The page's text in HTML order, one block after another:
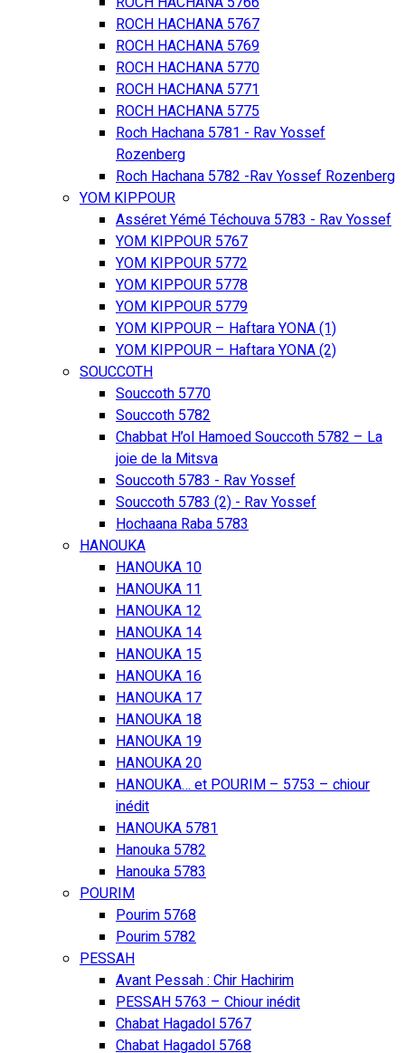
ROCH HACHANA 5767
ROCH HACHANA 5769
ROCH HACHANA 5770
ROCH HACHANA 5771
ROCH HACHANA 5775
Roch Hachana 5781 - Rav Yossef
Rozenberg
Roch Hachana 5782 -Rav Yossef Rozenberg
YOM KIPPOUR
Asséret Yémé Téchouva 5783 - Rav Yossef
YOM KIPPOUR 5767
YOM KIPPOUR 5772
YOM KIPPOUR 5778
YOM KIPPOUR 5779
YOM KIPPOUR – Haftara YONA (1)
YOM KIPPOUR – Haftara YONA (2)
SOUCCOTH
Souccoth 5770
Souccoth 5782
Chabbat H’ol Hamoed Souccoth 5782 – La
joie de la Mitsva
Souccoth 5783 - Rav Yossef
Souccoth 5783 (2) - Rav Yossef
Hochaana Raba 5783
HANOUKA
HANOUKA 10
HANOUKA 11
HANOUKA 12
HANOUKA 14
HANOUKA 15
HANOUKA 16
HANOUKA 17
HANOUKA 18
HANOUKA 19
HANOUKA 20
HANOUKA… et POURIM – 5753 – chiour
inédit
HANOUKA 5781
Hanouka 5782
Hanouka 5783
POURIM
Pourim 5768
Pourim 5782
PESSAH
Avant Pessah : Chir Hachirim
PESSAH 5763 – Chiour inédit
Chabat Hagadol 5767
Chabat Hagadol 5768